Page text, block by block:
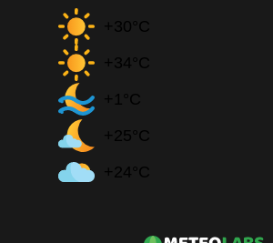
+30°C
+34°C
+1°C
+25°C
+24°C